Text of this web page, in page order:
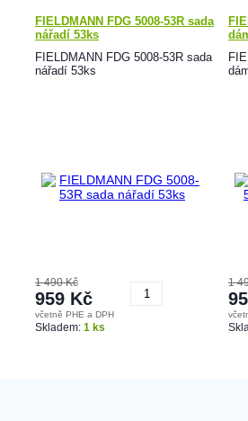
FIELDMANN FDG 5008-53R sada
nářadí 53ks
FIELDMANN FDG 5008-53R sada
nářadí 53ks
1 490 Kč
959 Kč
včetně PHE a DPH
Skladem: 1 ks
1